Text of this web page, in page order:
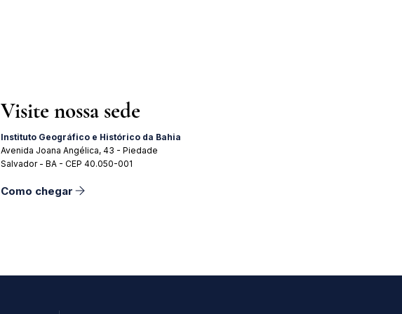
Visite nossa sede
Instituto Geográfico e Histórico da Bahia
Avenida Joana Angélica, 43 - Piedade
Salvador - BA - CEP 40.050-001
Como chegar